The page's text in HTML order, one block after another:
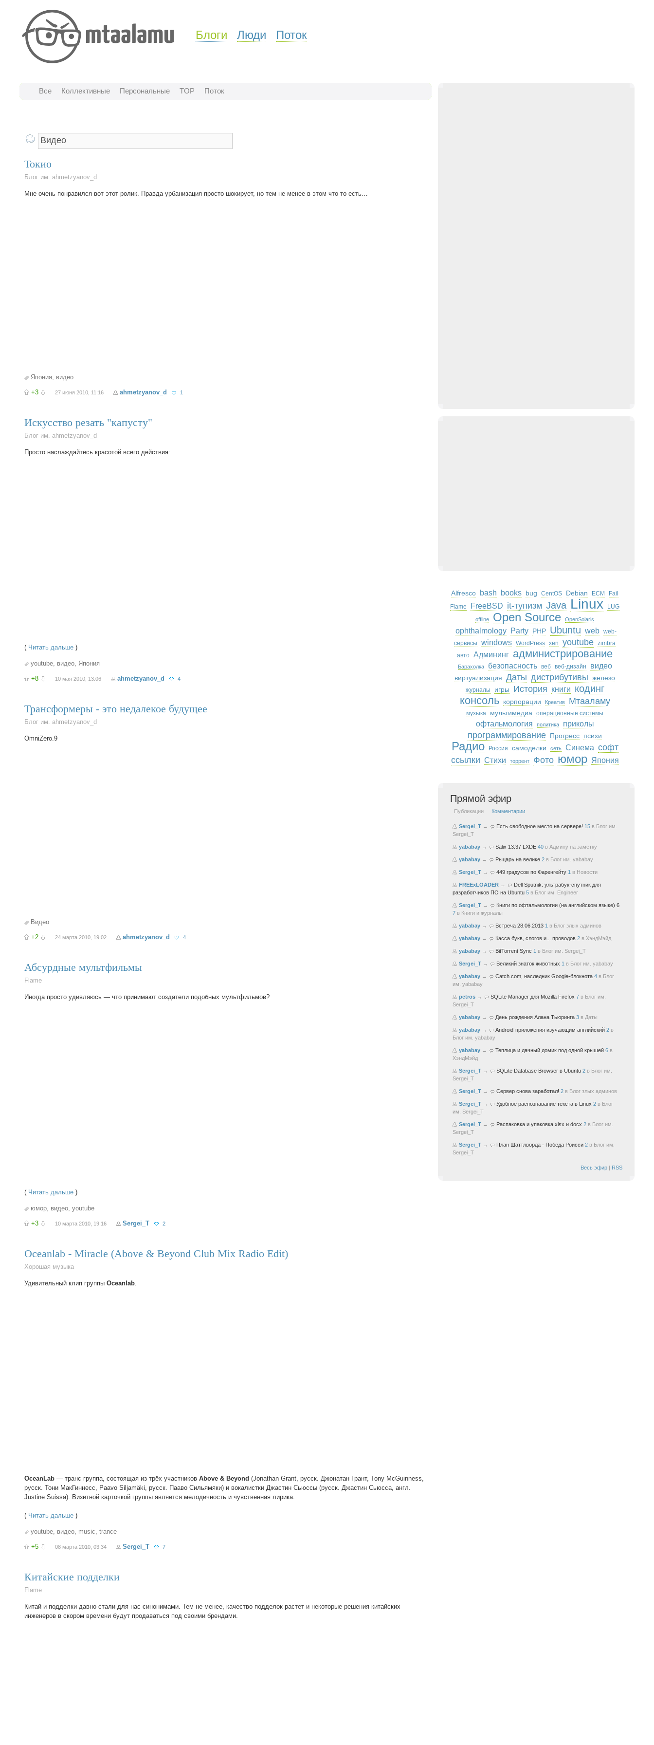
Блоги Люди Поток
Все Коллективные Персональные TOP Поток
Токио
Блог им. ahmetzyanov_d
Мне очень понравился вот этот ролик. Правда урбанизация просто шокирует, но тем не менее в этом что то есть…
Япония, видео
+3 27 июня 2010, 11:16 ahmetzyanov_d 1
Искусство резать "капусту"
Блог им. ahmetzyanov_d
Просто наслаждайтесь красотой всего действия:
( Читать дальше )
youtube, видео, Япония
+8 10 мая 2010, 13:06 ahmetzyanov_d 4
Трансформеры - это недалекое будущее
Блог им. ahmetzyanov_d
OmniZero.9
Видео
+2 24 марта 2010, 19:02 ahmetzyanov_d 4
Абсурдные мультфильмы
Flame
Иногда просто удивляюсь — что принимают создатели подобных мультфильмов?
( Читать дальше )
юмор, видео, youtube
+3 10 марта 2010, 19:16 Sergei_T 2
Oceanlab - Miracle (Above & Beyond Club Mix Radio Edit)
Хорошая музыка
Удивительный клип группы Oceanlab.
OceanLab — транс группа, состоящая из трёх участников Above & Beyond (Jonathan Grant, русск. Джонатан Грант, Tony McGuinness,
русск. Тони МакГиннесс, Paavo Siljamäki, русск. Пааво Сильямяки) и вокалистки Джастин Сьюссы (русск. Джастин Сьюсса, англ.
Justine Suissa). Визитной карточкой группы является мелодичность и чувственная лирика.
( Читать дальше )
youtube, видео, music, trance
+5 08 марта 2010, 03:34 Sergei_T 7
Китайские подделки
Flame
Китай и подделки давно стали для нас синонимами. Тем не менее, качество подделок растет и некоторые решения китайских
инженеров в скором времени будут продаваться под своими брендами.
Alfresco bash books bug CentOS Debian ECM
Fail
Flame
FreeBSD it-тупизм Java Linux LUG
offline Open Source OpenSolaris
ophthalmology Party PHP Ubuntu web web-
сервисы
windows WordPress xen youtube zimbra
авто Админинг администрирование
Барахолка безопасность веб веб-дизайн видео
виртуализация Даты дистрибутивы железо
журналы игры История книги кодинг
консоль корпорации Креатив Мтааламу
музыка мультимедиа операционные системы
офтальмология политика приколы
программирование Прогресс психи
Радио Россия самоделки сеть Синема софт
ссылки Стихи торрент Фото юмор Япония
Прямой эфир
Публикации Комментарии
Sergei_T→ Есть свободное место на сервере! 15в Блог им.
Sergei_T
yababay→ Salix 13.37 LXDE 40в Админу на заметку
yababay→ Рыцарь на велике 2в Блог им. yababay
Sergei_T→ 449 градусов по Фаренгейту 1 в Новости
FREExLOADER→
Dell Sputnik: ультрабук-спутник для
разработчиков ПО на Ubuntu 5в Блог им. Engineer
Sergei_T→
Книги по офтальмологии (на английском языке) 6
7в Книги и журналы
yababay→ Встреча 28.06.2013 1 в Блог злых админов
yababay→ Касса букв, слогов и... проводов 2в ХэндМэйд
yababay→ BitTorrent Sync 1 в Блог им. Sergei_T
Sergei_T→ Великий знаток животных 1 в Блог им. yababay
yababay→ Catch.com, наследник Google-блокнота 4в Блог
им. yababay
petros→ SQLite Manager для Mozilla Firefox 7в Блог им.
Sergei_T
yababay→ День рождения Алана Тьюринга 3в Даты
yababay→ Android-приложения изучающим английский 2в
Блог им. yababay
yababay→ Теплица и дачный домик под одной крышей 6в
ХэндМэйд
Sergei_T→ SQLite Database Browser в Ubuntu 2в Блог им.
Sergei_T
Sergei_T→ Сервер снова заработал! 2в Блог злых админов
Sergei_T→ Удобное распознавание текста в Linux 2в Блог
им. Sergei_T
Sergei_T→ Распаковка и упаковка xlsx и docx 2в Блог им.
Sergei_T
Sergei_T→ План Шаттлворда - Победа Роисси 2в Блог им.
Sergei_T
Весь эфир| RSS